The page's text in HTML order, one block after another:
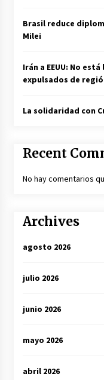
Brasil reduce
Milei
Irán a EEUU: No
expulsados de
La solidaridad con
Recent
No hay comentarios
Archives
agosto 2026
julio 2026
junio 2026
mayo 2026
abril 2026